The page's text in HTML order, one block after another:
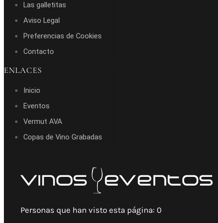
Las galletitas
Aviso Legal
Preferencias de Cookies
Contacto
ENLACES
Inicio
Eventos
Vermut AVA
Copas de Vino Grabadas
Personas que han visto esta página: 0